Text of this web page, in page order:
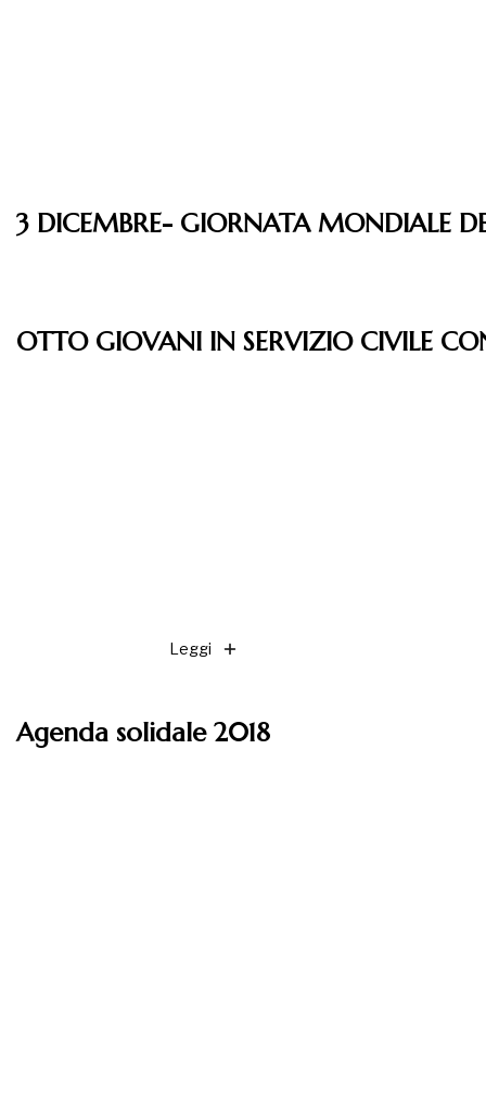
3 DICEMBRE- GIORNATA MONDIALE
OTTO GIOVANI IN SERVIZIO CIVILE
Leggi
Agenda solidale 2018